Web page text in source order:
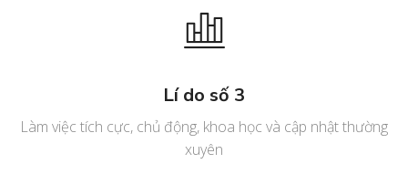
Lí do số 3
Làm việc tích cực, chủ động, khoa học và cập nhật thường
xuyên